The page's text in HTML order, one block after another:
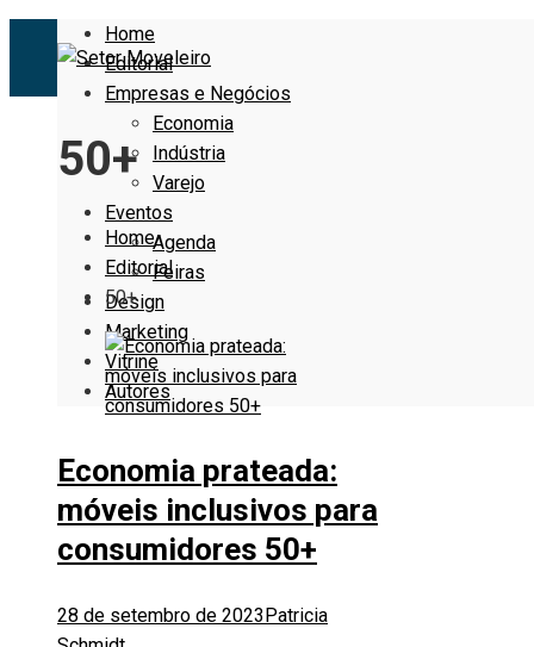
Home
Editorial
Empresas e Negócios
Economia
Indústria
Varejo
Eventos
Agenda
Feiras
Design
Marketing
Vitrine
Autores
50+
Home
Editorial
50+
Economia prateada:
móveis inclusivos para
consumidores 50+
28 de setembro de 2023Patricia